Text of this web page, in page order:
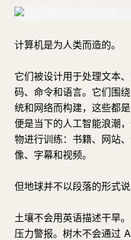
计算机是为人类而造的。
它们被设计用于处理文本
码、命令和语言。它们围
统和网络而构建，这些都
便是当下的人工智能浪潮
物进行训练：书籍、网站
像、字幕和视频。
但地球并不以段落的形式说
土壤不会用英语描述干旱
压力警报。树木不会通过